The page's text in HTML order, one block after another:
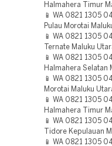
Halmahera Timur
📱 WA 0821 1305
Pulau Morotai
📱 WA 0821 1305
Ternate Maluku
📱 WA 0821 1305
Halmahera Selatan
📱 WA 0821 1305
Morotai Maluku
📱 WA 0821 1305
Halmahera Timur
📱 WA 0821 1305
Tidore Kepulauan
📱 WA 0821 1305